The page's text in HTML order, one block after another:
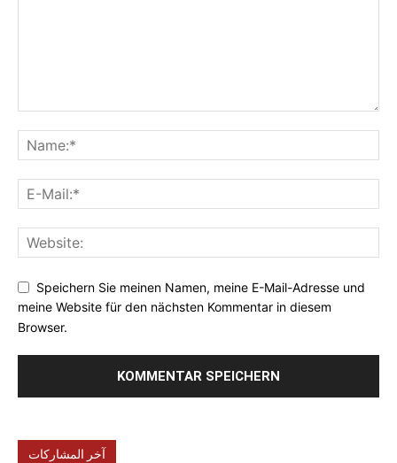
Speichern Sie meinen Namen, meine E-Mail-Adresse und
meine Website für den nächsten Kommentar in diesem
Browser.
آخر المشاركات